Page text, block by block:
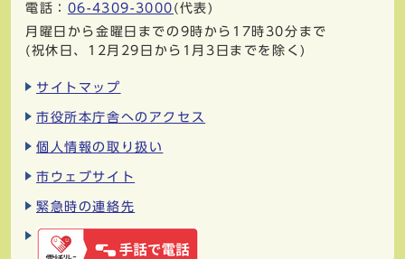
電話： 06-4309-3000 (代表)
月曜日から金曜日までの9時から17時30分まで
(祝休日、12月29日から1月3日までを除く)
サイトマップ
市役所本庁舎へのアクセス
個人情報の取り扱い
市ウェブサイト
緊急時の連絡先